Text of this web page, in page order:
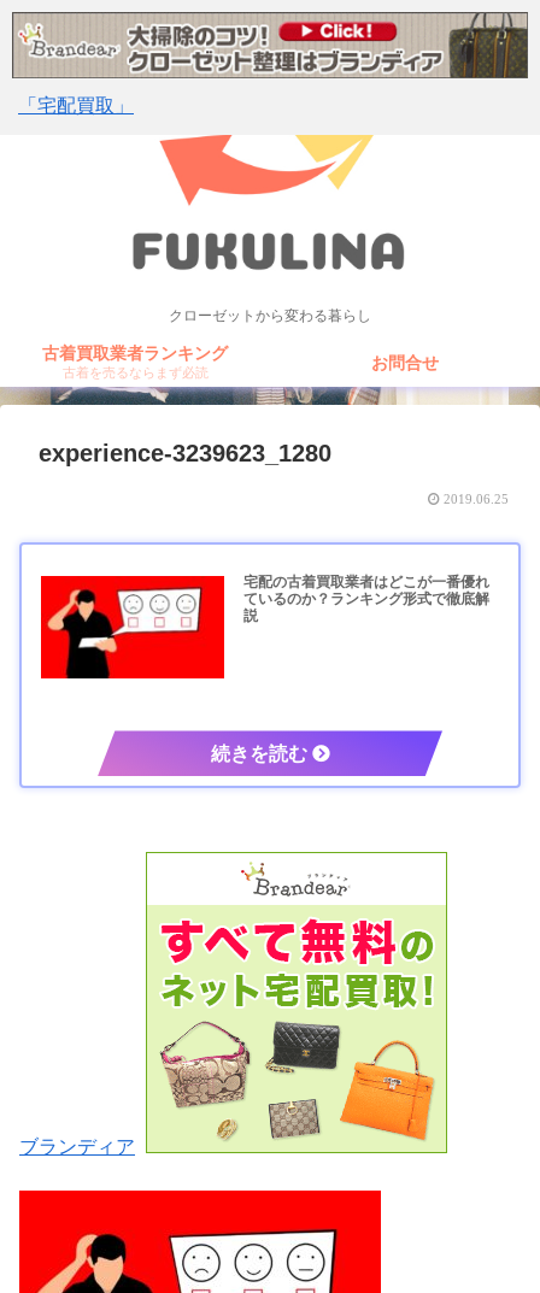
クローゼットから変わる暮らし
古着買取業者ランキング
古着を売るならまず必読 お問合せ
experience-3239623_1280
2019.06.25
宅配の古着買取業者はどこが一番優れ
ているのか？ランキング形式で徹底解
説
ブランディア
「宅配買取」